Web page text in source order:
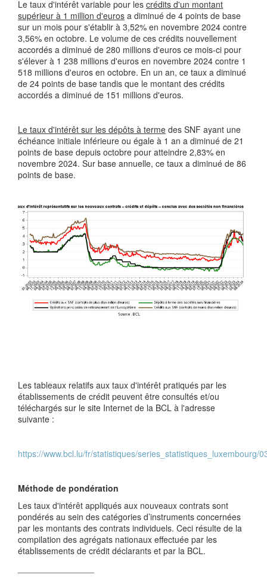
Le taux d'intérêt variable pour les crédits d'un montant
supérieur à 1 million d'euros a diminué de 4 points de base
sur un mois pour s'établir à 3,52% en novembre 2024 contre
3,56% en octobre. Le volume de ces crédits nouvellement
accordés a diminué de 280 millions d'euros ce mois-ci pour
s'élever à 1 238 millions d'euros en novembre 2024 contre 1
518 millions d'euros en octobre. En un an, ce taux a diminué
de 24 points de base tandis que le montant des crédits
accordés a diminué de 151 millions d'euros.
Le taux d'intérêt sur les dépôts à terme des SNF ayant une
échéance initiale inférieure ou égale à 1 an a diminué de 21
points de base depuis octobre pour atteindre 2,83% en
novembre 2024. Sur base annuelle, ce taux a diminué de 86
points de base.
Les tableaux relatifs aux taux d'intérêt pratiqués par les
établissements de crédit peuvent être consultés et/ou
téléchargés sur le site Internet de la BCL à l'adresse
suivante :
https://www.bcl.lu/fr/statistiques/series_statistiques_luxembourg/
Méthode de pondération
Les taux d'intérêt appliqués aux nouveaux contrats sont
pondérés au sein des catégories d’instruments concernées
par les montants des contrats individuels. Ceci résulte de la
compilation des agrégats nationaux effectuée par les
établissements de crédit déclarants et par la BCL.